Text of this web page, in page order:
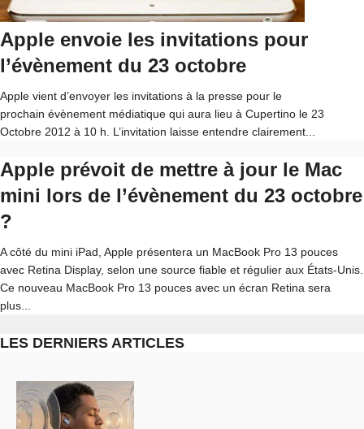
Apple envoie les invitations pour
l’évènement du 23 octobre
Apple vient d’envoyer les invitations à la presse pour le
prochain évènement médiatique qui aura lieu à Cupertino le 23
Octobre 2012 à 10 h. L’invitation laisse entendre clairement...
Apple prévoit de mettre à jour le Mac
mini lors de l’évènement du 23 octobre
?
A côté du mini iPad, Apple présentera un MacBook Pro 13 pouces
avec Retina Display, selon une source fiable et régulier aux États-Unis.
Ce nouveau MacBook Pro 13 pouces avec un écran Retina sera
plus...
LES DERNIERS ARTICLES